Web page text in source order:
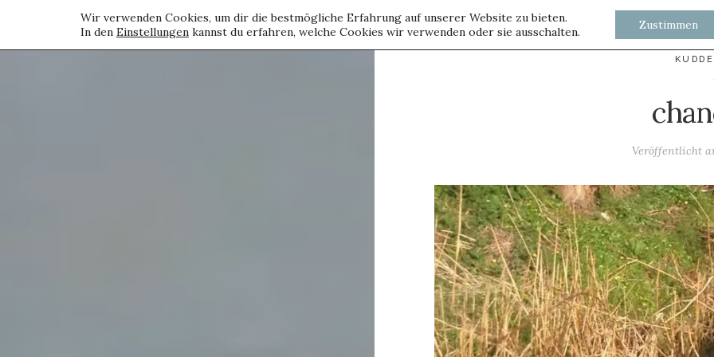
Veröffentlicht
Wir verwenden Cookies, um dir die bestmögliche Erfahrung auf unserer Website zu bieten.
In den Einstellungenkannst du erfahren, welche Cookies wir verwenden oder sie ausschalten. Zustimmen